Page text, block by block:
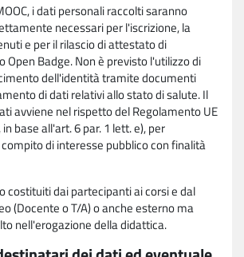
i dati personali raccolti saranno
necessari per l'iscrizione, la
e per il rilascio di attestato di
Open Badge. Non è previsto l'utilizzo di
dell'identità tramite documenti
di dati relativi allo stato di salute. Il
avviene nel rispetto del Regolamento UE
base all'art. 6 par. 1 lett. e), per
di interesse pubblico con finalità
costituiti dai partecipanti ai corsi e dal
(Docente o T/A) o anche esterno ma
nell'erogazione della didattica.